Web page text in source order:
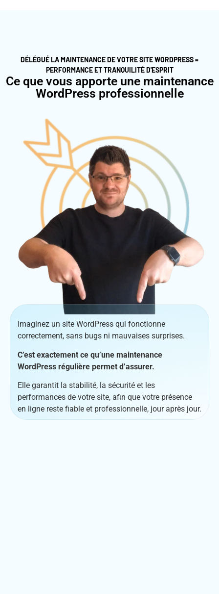
DÉLÉGUÉ LA MAINTENANCE DE VOTRE SITE WORDPRESS =
PERFORMANCE ET TRANQUILITÉ D'ESPRIT
Ce que vous apporte une maintenance
WordPress professionnelle
Imaginez un site WordPress qui fonctionne
correctement, sans bugs ni mauvaises surprises.
C’est exactement ce qu’une maintenance
WordPress régulière permet d’assurer.
Elle garantit la stabilité, la sécurité et les
performances de votre site, afin que votre présence
en ligne reste fiable et professionnelle, jour après jour.